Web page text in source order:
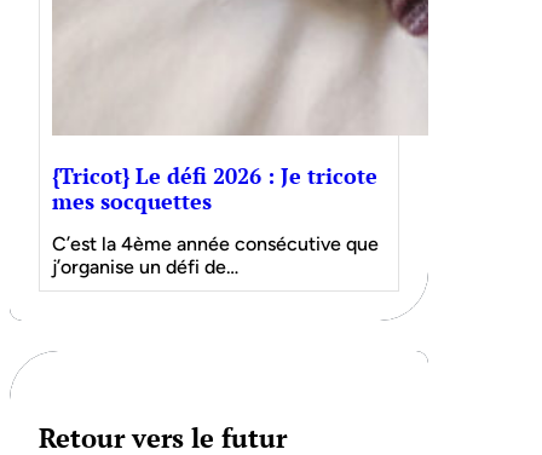
{Tricot} Le défi 2026 : Je tricote
mes socquettes
C’est la 4ème année consécutive que
j’organise un défi de…
Retour vers le futur